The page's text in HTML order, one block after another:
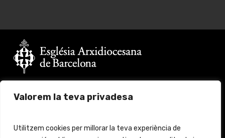
Valorem la teva privadesa
Utilitzem cookies per millorar la teva experiència de
Fes clickaquíper més informació
© 2024 Església Jove Barcelona. All rights reserved.